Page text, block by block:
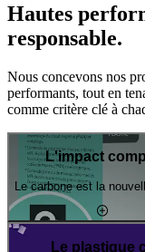
Hautes
responsable.
Nous concevons nos
performants, tout en
comme critère clé à
L'impact
Le carbone est la
Le plastique